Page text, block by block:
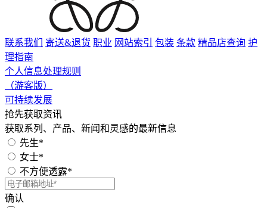
联系我们 寄送&退货 职业 网站索引 包装 条款 精品店查询 护
理指南
个人信息处理规则
（游客版）
可持续发展
抢先获取资讯
获取系列、产品、新闻和灵感的最新信息
先生*
女士*
不方便透露*
确认